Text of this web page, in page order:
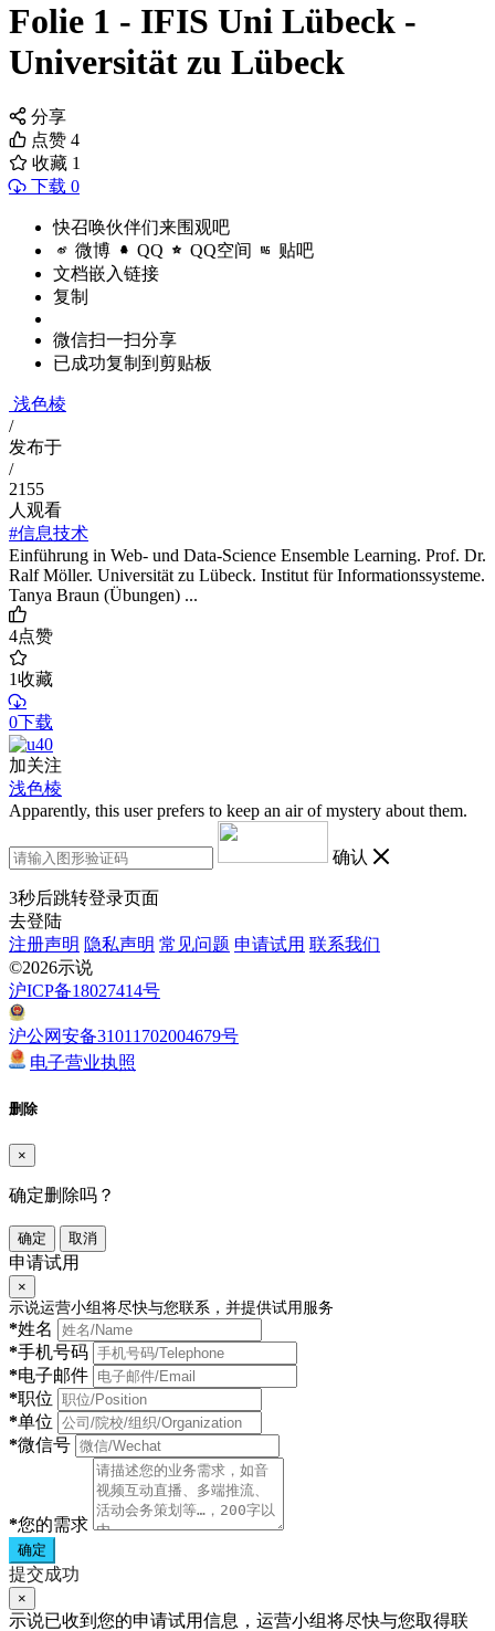
Folie 1 - IFIS Uni Lübeck -
Universität zu Lübeck
分享
点赞 4
收藏 1
下载 0
快召唤伙伴们来围观吧
微博 QQ QQ空间 贴吧
文档嵌入链接
复制
微信扫一扫分享
已成功复制到剪贴板
浅色棱
/
发布于
/
2155
人观看
#信息技术
Einführung in Web- und Data-Science Ensemble Learning. Prof. Dr.
Ralf Möller. Universität zu Lübeck. Institut für Informationssysteme.
Tanya Braun (Übungen) ...
4点赞
1收藏
0下载
加关注
浅色棱
Apparently, this user prefers to keep an air of mystery about them.
确认
3秒后跳转登录页面
去登陆
注册声明 隐私声明 常见问题 申请试用 联系我们
©2026示说
沪ICP备18027414号
沪公网安备31011702004679号
电子营业执照
删除
×
确定删除吗？
确定 取消
申请试用
×
示说运营小组将尽快与您联系，并提供试用服务
*姓名
*手机号码
*电子邮件
*职位
*单位
*微信号
*您的需求
确定
提交成功
×
示说已收到您的申请试用信息，运营小组将尽快与您取得联